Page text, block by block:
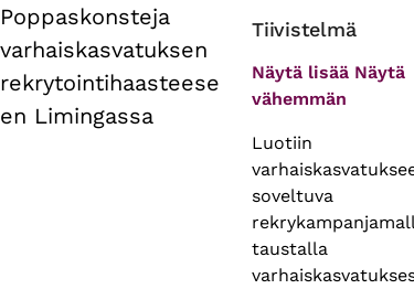
Primary
tabs
Poppaskonsteja
varhaiskasvatuksen
rekrytointihaasteese
en Limingassa
Tiivistelmä
Näytä lisää Näytä
vähemmän
Luotiin
soveltuva
taustalla